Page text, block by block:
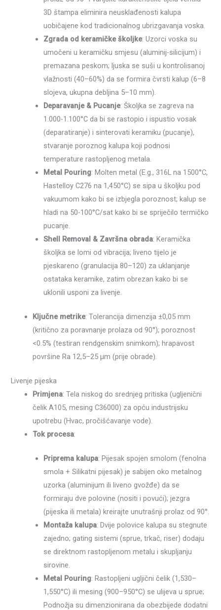
3D štampa eliminira neusklađenosti kalupa
uobičajene kod tradicionalnog ubrizgavanja voska.
Zgrada od keramičke školjke: Uzorci voska su
umočeni u keramičku smjesu (aluminij-silicijum) i
premazana peskom; ljuska se suši u kontrolisanoj
vlažnosti (40–60%) da se formira čvrsti kalup (6–8
slojeva, ukupna debljina 5–10 mm).
Deparavanje & Pucanje: Školjka se zagreva na
1.000-1.100°C da bi se rastopio i ispustio vosak
(deparatiranje) i sinterovati keramiku (pucanje),
stvaranje poroznog kalupa koji podnosi
temperature rastopljenog metala.
Metal Pouring: Molten metal (E.g., 316L na 1500°C,
Hastelloy C276 na 1,450°C) se sipa u školjku pod
vakuumom kako bi se izbjegla poroznost; kalup se
hladi na 50-100°C/sat kako bi se spriječilo termičko
pucanje.
Shell Removal & Završna obrada: Keramička
školjka se lomi od vibracija; liveno tijelo je
pjeskareno (granulacija 80–120) za uklanjanje
ostataka keramike, zatim obrezan kako bi se
uklonili usponi za livenje.
Ključne metrike: Tolerancija dimenzija ±0,05 mm
(kritično za poravnanje prolaza od 90°); poroznost
<0.5% (testiran rendgenskim snimkom); hrapavost
površine Ra 12,5–25 μm (prije obrade).
Livenje pijeska
Primjena: Tela niskog do srednjeg pritiska (ugljenični
čelik A105, mesing C36000) za opću industrijsku
upotrebu (Hvac, pročišćavanje vode).
Tok procesa:
Priprema kalupa: Pijesak spojen smolom (fenolna
smola + Silikatni pijesak) je sabijen oko metalnog
uzorka (aluminijum ili liveno gvožđe) da se
formiraju dve polovine (nositi i povući); jezgra
(pijeska ili metala) kreirajte unutrašnji prolaz od 90°.
Montaža kalupa: Dvije polovice kalupa su stegnute
zajedno; gating sistemi (sprue, trkač, riser) dodaju
se direktnom rastopljenom metalu i skupljanju
sirovine.
Metal Pouring: Rastopljeni ugljični čelik (1,530–
1,550°C) ili mesing (900–950°C) se ulijeva u sprue;
Podnožja su dimenzionirana da obezbijede dodatni